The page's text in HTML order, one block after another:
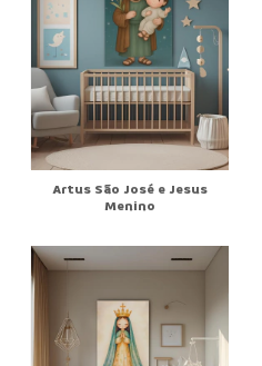
Artus São José e Jesus
Menino